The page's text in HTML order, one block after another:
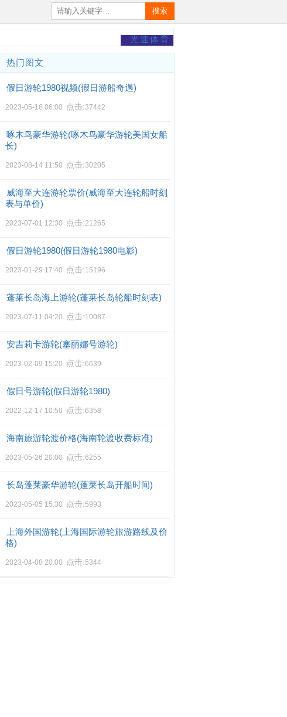
搜索
光速体育
热门图文
假日游轮1980视频(假日游船奇遇)
2023-05-16 06:00 点击:37442
啄木鸟豪华游轮(啄木鸟豪华游轮美国女船
长)
2023-08-14 11:50 点击:30205
威海至大连游轮票价(威海至大连轮船时刻
表与单价)
2023-07-01 12:30 点击:21265
假日游轮1980(假日游轮1980电影)
2023-01-29 17:40 点击:15196
蓬莱长岛海上游轮(蓬莱长岛轮船时刻表)
2023-07-11 04:20 点击:10087
安吉莉卡游轮(塞丽娜号游轮)
2023-02-09 15:20 点击:6639
假日号游轮(假日游轮1980)
2022-12-17 10:50 点击:6358
海南旅游轮渡价格(海南轮渡收费标准)
2023-05-26 20:00 点击:6255
长岛蓬莱豪华游轮(蓬莱长岛开船时间)
2023-05-05 15:30 点击:5993
上海外国游轮(上海国际游轮旅游路线及价
格)
2023-04-08 20:00 点击:5344